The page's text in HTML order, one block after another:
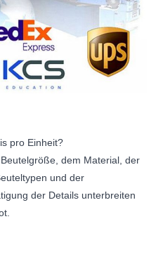
pro Einheit?
dem Material, der
und der
der Details unterbreiten